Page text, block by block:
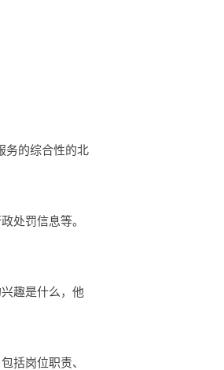
务的综合性的北
处罚信息等。
趣是什么，他
括岗位职责、